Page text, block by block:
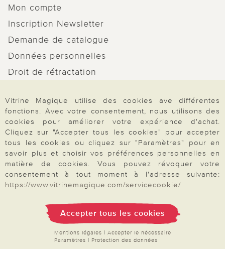
Mon compte
Inscription Newsletter
Demande de catalogue
Données personnelles
Droit de rétractation
Paiement & Livraison
À propos de nous
Besoin d'aide?
Vitrine Magique utilise des cookies ave différentes
fonctions. Avec votre consentement, nous utilisons des
cookies pour améliorer votre expérience d'achat.
Cliquez sur "Accepter tous les cookies" pour accepter
tous les cookies ou cliquez sur "Paramètres" pour en
savoir plus et choisir vos préférences personnelles en
matière de cookies. Vous pouvez révoquer votre
consentement à tout moment à l'adresse suivante:
https://www.vitrinemagique.com/servicecookie/
Accepter tous les cookies
Mentions légales | Accepter le nécessaire
Paramètres | Protection des données